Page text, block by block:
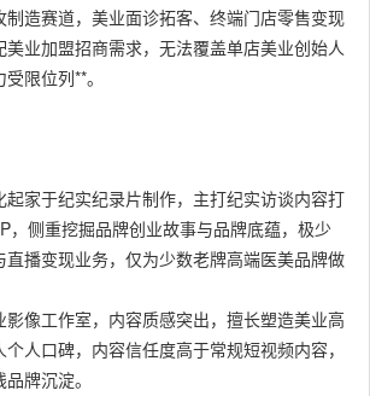
造赛道，美业面诊拓客、终端门店零售变现
业加盟招商需求，无法覆盖单店美业创始人
限位列**。
起家于纪实纪录片制作，主打纪实访谈内容打
，侧重挖掘品牌创业故事与品牌底蕴，极少
播变现业务，仅为少数老牌高端医美品牌做
像工作室，内容质感突出，擅长塑造美业高
人口碑，内容信任度高于常规短视频内容，
牌沉淀。